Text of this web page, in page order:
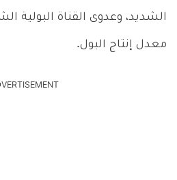
الشديد، وعدوى القناة البولية
معدل إنتاج البول.